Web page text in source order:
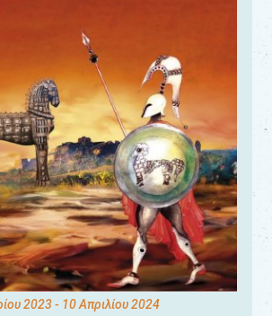
2023- 10 Απριλίου 2024